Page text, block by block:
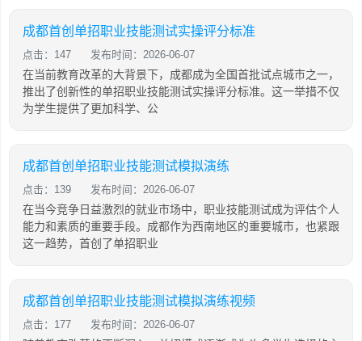
成都首创单招职业技能测试实操评分标准
点击：147 发布时间：2026-06-07
在当前教育改革的大背景下，成都成为全国首批试点城市之一，
推出了创新性的单招职业技能测试实操评分标准。这一举措不仅
为学生提供了更加科学、公
成都首创单招职业技能测试模拟演练
点击：139 发布时间：2026-06-07
在当今竞争日益激烈的就业市场中，职业技能测试成为评估个人
能力和素质的重要手段。成都作为西南地区的重要城市，也紧跟
这一趋势，首创了单招职业
成都首创单招职业技能测试模拟演练视频
点击：177 发布时间：2026-06-07